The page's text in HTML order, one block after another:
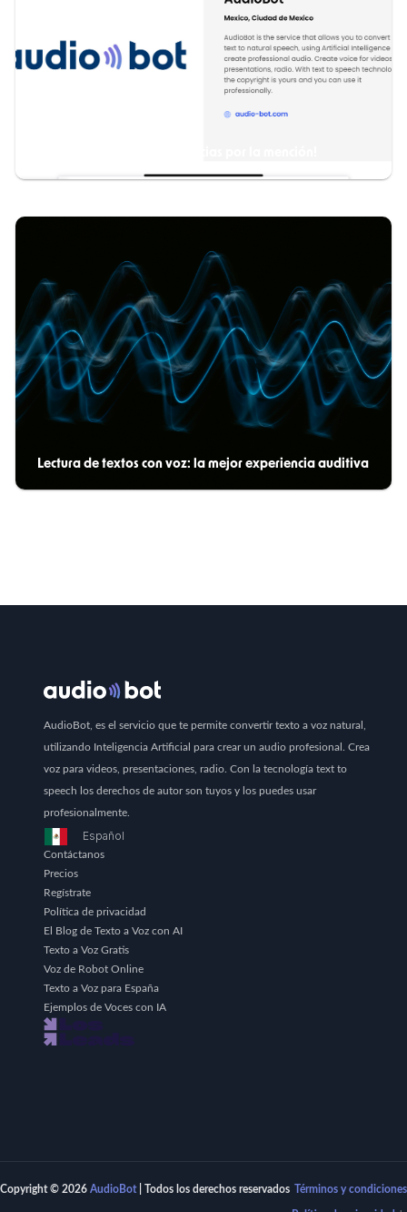
Lectura de textos con voz: la mejor experiencia auditiva
AudioBot, es el servicio que te permite convertir texto a voz natural,
utilizando Inteligencia Artificial para crear un audio profesional. Crea
voz para videos, presentaciones, radio. Con la tecnología text to
speech los derechos de autor son tuyos y los puedes usar
profesionalmente.
Español
Contáctanos
Precios
Regístrate
Política de privacidad
El Blog de Texto a Voz con AI
Texto a Voz Gratis
Voz de Robot Online
Texto a Voz para España
Ejemplos de Voces con IA
Copyright © 2026 AudioBot| Todos los derechos reservados Términos y condiciones